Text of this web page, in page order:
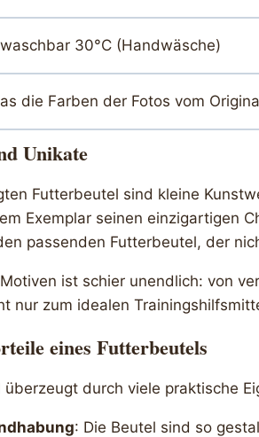
waschbar 30°C (Handwäsche)
die Farben der Fotos vom
Unikate
Futterbeutel sind kleine
Exemplar seinen einzigartigen
passenden Futterbeutel, der
ist schier unendlich: von
nur zum idealen
eines Futterbeutels
überzeugt durch viele praktische
: Die Beutel sind so